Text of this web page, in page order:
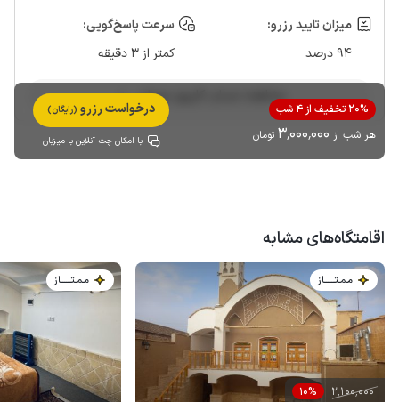
میزان تایید رزرو:
94 درصد
سرعت پاسخ‌گویی:
کمتر از 3 دقیقه
مشاهده حساب کاربری میزبان
20% تخفیف از 4 شب
هر شب از 3٬000٬000 تومان
درخواست رزرو (رایگان)
با امکان چت آنلاین با میزبان
اقامتگاه‌های مشابه
مـمـتــــــاز
2٬100٬000 10%
مـمـتــــــاز